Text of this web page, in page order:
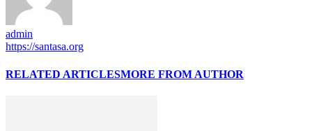
admin
https://santasa.org
RELATED ARTICLESMORE FROM AUTHOR